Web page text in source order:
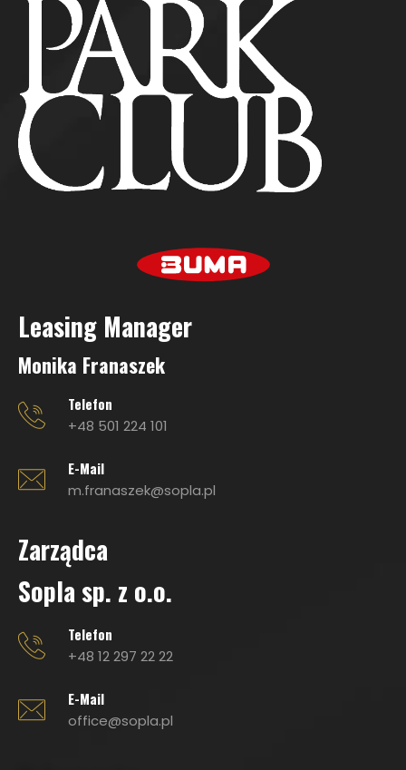
Leasing Manager
Monika Franaszek
Telefon
+48 501 224 101
E-Mail
m.franaszek@sopla.pl
Zarządca
Sopla sp. z o.o.
Telefon
+48 12 297 22 22
E-Mail
office@sopla.pl